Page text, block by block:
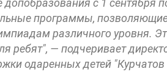
с 1 сентября
программы, позволяющие
различного уровня.
ребят", — подчеривает
одаренных детей "Курчатов